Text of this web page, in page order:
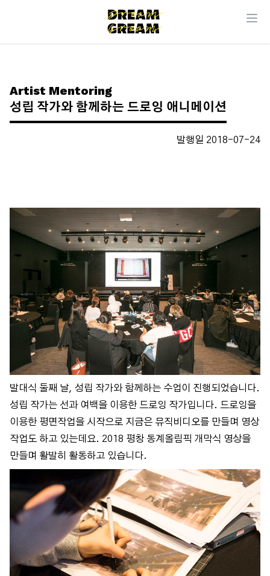
Artist Mentoring
성립 작가와 함께하는 드로잉 애니메이션
발행일 2018-07-24
발대식 둘째 날, 성립 작가와 함께하는 수업이 진행되었습니다.
성립 작가는 선과 여백을 이용한 드로잉 작가입니다. 드로잉을
이용한 평면작업을 시작으로 지금은 뮤직비디오를 만들며 영상
작업도 하고 있는데요. 2018 평창 동계올림픽 개막식 영상을
만들며 활발히 활동하고 있습니다.